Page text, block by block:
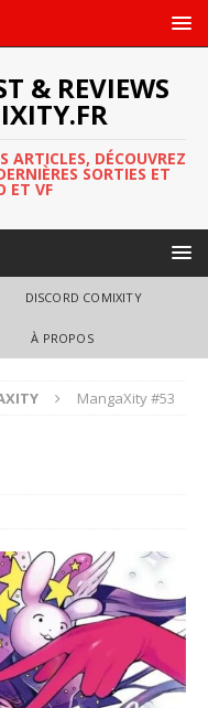
& REVIEWS
ARTICLES, DÉCOUVREZ
SORTIES ET
ET VF
DISCORD COMIXITY
À PROPOS
MangaXity #53